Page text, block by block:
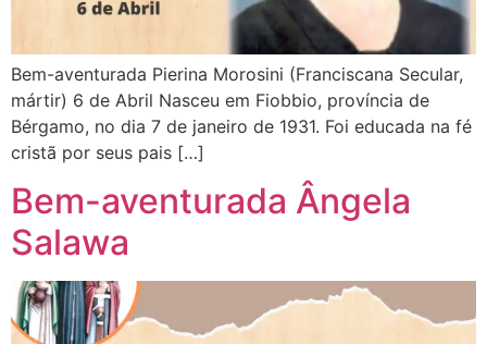
Bem-aventurada Pierina Morosini (Franciscana Secular,
mártir) 6 de Abril Nasceu em Fiobbio, província de
Bérgamo, no dia 7 de janeiro de 1931. Foi educada na fé
cristã por seus pais […]
Bem-aventurada Ângela
Salawa